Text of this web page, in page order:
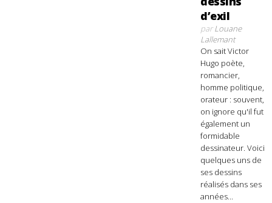
d’exil
parLouane
Lallemant
On sait Victor
Hugo poète,
romancier,
homme politique,
orateur : souvent,
on ignore qu'il fut
également un
formidable
dessinateur. Voici
quelques uns de
ses dessins
réalisés dans ses
années...